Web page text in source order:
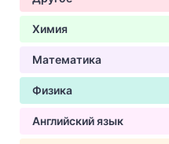
Химия
Математика
Физика
Английский язык